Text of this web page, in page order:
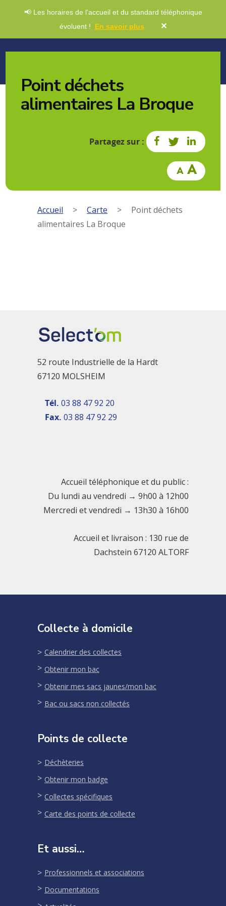
📢 Les horaires de l'accueil et du standard téléphonique
évoluent ! En savoir plus ✕
Point déchets
alimentaires La Broque
Partagez sur :
Accueil > Carte >
Point déchets
alimentaires La Broque
52 route Industrielle de la Hardt
67120 MOLSHEIM
Tél. 03 88 47 92 20
Fax. 03 88 47 92 29
Accueil téléphonique et du public :
Du lundi au vendredi → 9h00 à 12h00
Mercredi et vendredi → 13h30 à 16h00
Accueil et livraison : 130 rue de
Dachstein 67120 ALTORF
Collecte à domicile
Calendrier des collectes
Obtenir mon bac
Obtenir mes sacs jaunes/mon bac
Bac ou sacs non collectés
Points de collecte
Déchèteries
Obtenir mon badge
Collectes spécifiques
Carte des points de collecte
Et aussi…
Professionnels et associations
Documentations